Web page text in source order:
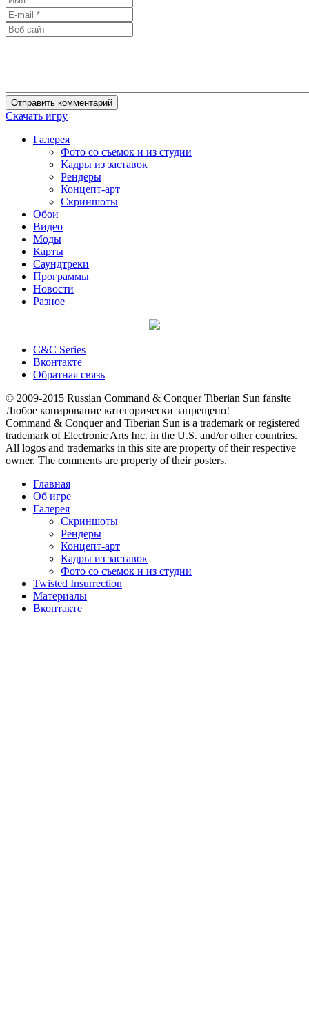
Отправить комментарий
Скачать игру
Галерея
Фото со съемок и из студии
Кадры из заставок
Рендеры
Концепт-арт
Скриншоты
Обои
Видео
Моды
Карты
Саундтреки
Программы
Новости
Разное
C&C Series
Вконтакте
Обратная связь
© 2009-2015 Russian Command & Conquer Tiberian Sun fansite
Любое копирование категорически запрещено!
Command & Conquer and Tiberian Sun is a trademark or registered
trademark of Electronic Arts Inc. in the U.S. and/or other countries.
All logos and trademarks in this site are property of their respective
owner. The comments are property of their posters.
Главная
Об игре
Галерея
Скриншоты
Рендеры
Концепт-арт
Кадры из заставок
Фото со съемок и из студии
Twisted Insurrection
Материалы
Вконтакте